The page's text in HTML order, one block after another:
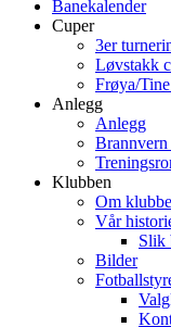
Banekalender
Cuper
3er
Løvstakk
Frøya/
Anlegg
Anlegg
Klubben
Om
Vår
Slik
Bilder